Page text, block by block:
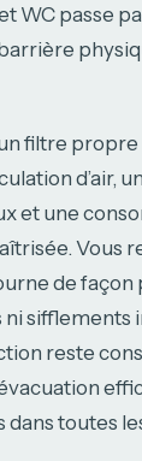
WC passe
filtre
d’air,
et une
Vous
de façon
ni sifflements
reste
dans toutes